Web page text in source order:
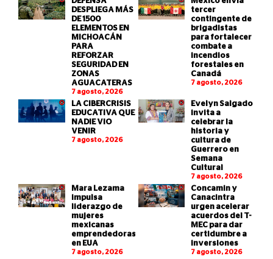
DESPLIEGA MÁS
DE 1500
ELEMENTOS EN
MICHOACÁN
PARA
REFORZAR
SEGURIDAD EN
ZONAS
AGUACATERAS
7 agosto, 2026
tercer
contingente de
brigadistas
para fortalecer
combate a
incendios
forestales en
Canadá
7 agosto, 2026
LA CIBERCRISIS
EDUCATIVA QUE
NADIE VIO
VENIR
7 agosto, 2026
Evelyn Salgado
invita a
celebrar la
historia y
cultura de
Guerrero en
Semana
Cultural
7 agosto, 2026
Mara Lezama
impulsa
liderazgo de
mujeres
mexicanas
emprendedoras
en EUA
7 agosto, 2026
Concamin y
Canacintra
urgen acelerar
acuerdos del T-
MEC para dar
certidumbre a
inversiones
7 agosto, 2026